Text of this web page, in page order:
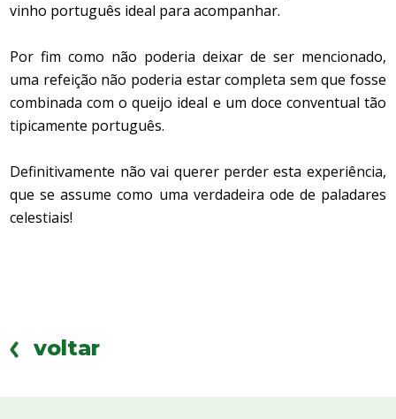
vinho português ideal para acompanhar.
Por fim como não poderia deixar de ser mencionado,
uma refeição não poderia estar completa sem que fosse
combinada com o queijo ideal e um doce conventual tão
tipicamente português.
Definitivamente não vai querer perder esta experiência,
que se assume como uma verdadeira ode de paladares
celestiais!
voltar